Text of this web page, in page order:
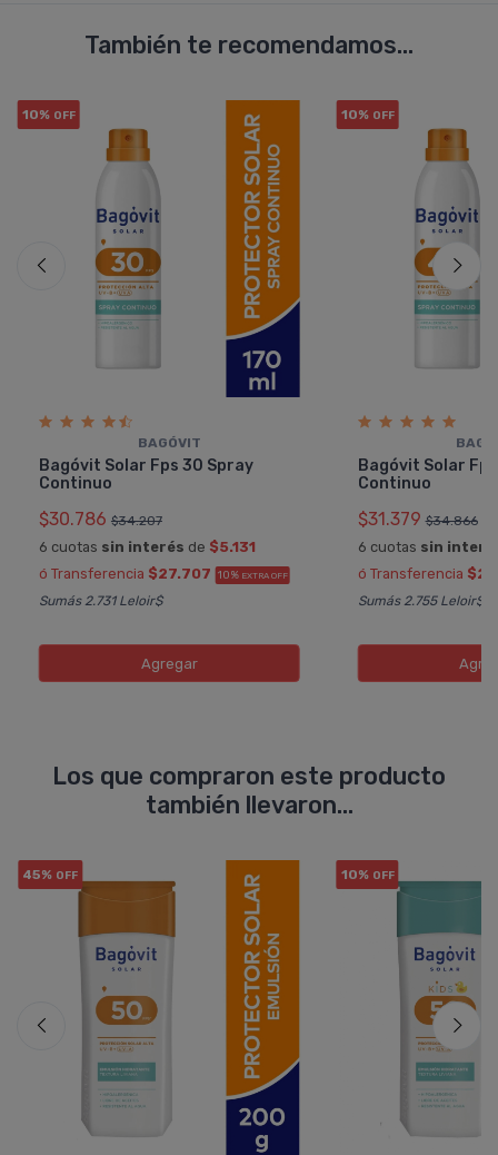
También te recomendamos...
10% OFF
BAGÓVIT
Bagóvit Solar Fps 30 Spray
Continuo
$30.786 $34.207
6 cuotas sin interés de $5.131
ó Transferencia $27.707 10% EXTRA OFF
Sumás 2.731 Leloir$
Agregar
10% OFF
Bagóvit Solar
Continuo
$31.379 $34.866
6 cuotas sin
ó Transferencia
Sumás 2.755 Leloir$
Los que compraron este producto
también llevaron...
45% OFF 10% OFF